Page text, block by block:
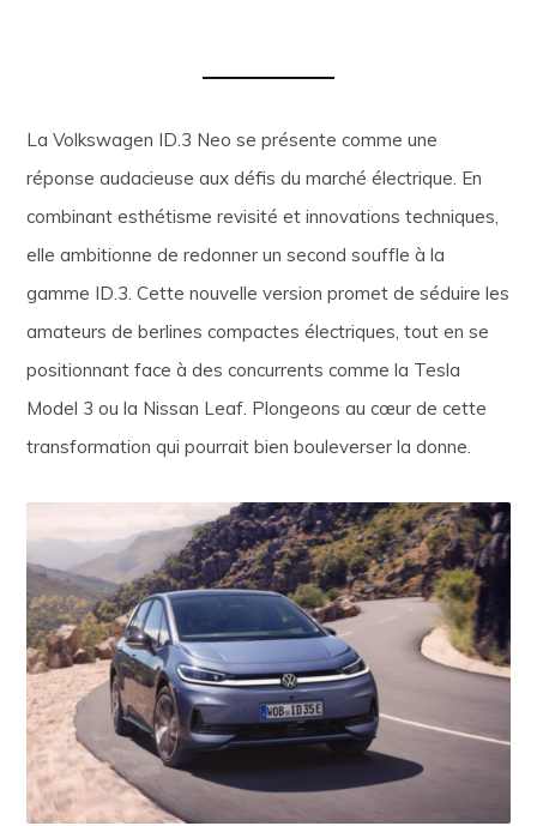
La Volkswagen ID.3 Neo se présente comme une
réponse audacieuse aux défis du marché électrique. En
combinant esthétisme revisité et innovations techniques,
elle ambitionne de redonner un second souffle à la
gamme ID.3. Cette nouvelle version promet de séduire les
amateurs de berlines compactes électriques, tout en se
positionnant face à des concurrents comme la Tesla
Model 3 ou la Nissan Leaf. Plongeons au cœur de cette
transformation qui pourrait bien bouleverser la donne.